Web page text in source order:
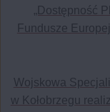
„Dostępność
Fundusze
Wojskowa
w Kołobrzegu